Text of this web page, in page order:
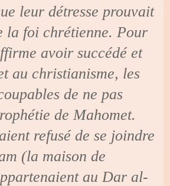
leur détresse prouvait
la foi chrétienne. Pour
avoir succédé et
au christianisme, les
de ne pas
de Mahomet.
refusé de se joindre
(la maison de
au Dar al-